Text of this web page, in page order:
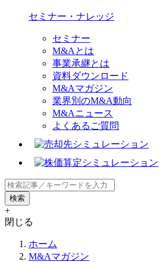
セミナー・ナレッジ
セミナー
M&Aとは
事業承継とは
資料ダウンロード
M&Aマガジン
業界別のM&A動向
M&Aニュース
よくあるご質問
+
閉じる
ホーム
M&Aマガジン